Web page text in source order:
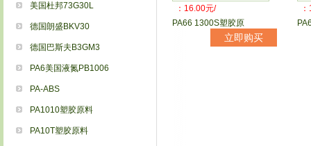
美国杜邦73G30L
德国朗盛BKV30
德国巴斯夫B3GM3
PA6美国液氮PB1006
PA-ABS
PA1010塑胶原料
PA10T塑胶原料
：16.00元/
PA66 1300S塑胶原
立即购买